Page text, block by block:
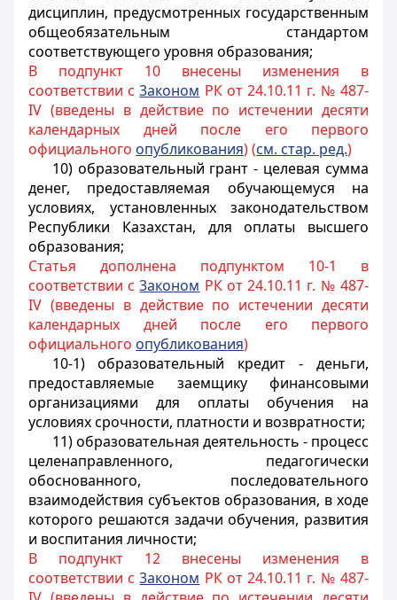
дисциплин, предусмотренных государственным
общеобязательным стандартом
соответствующего уровня образования;
В подпункт 10 внесены изменения в
соответствии с3аконом РК от 24.10.11 г. № 487-
IV (введены в действие по истечении десяти
календарных дней после его первого
официального опубликования) (см. стар. ред.)
10) образовательный грант - целевая сумма
денег, предоставляемая обучающемуся на
условиях, установленных законодательством
Республики Казахстан, для оплаты высшего
образования;
Статья дополнена подпунктом 10-1 в
соответствии с3аконом РК от 24.10.11 г. № 487-
IV (введены в действие по истечении десяти
календарных дней после его первого
официального опубликования)
10-1) образовательный кредит - деньги,
предоставляемые заемщику финансовыми
организациями для оплаты обучения на
условиях срочности, платности и возвратности;
11) образовательная деятельность - процесс
целенаправленного, педагогически
обоснованного, последовательного
взаимодействия субъектов образования, в ходе
которого решаются задачи обучения, развития
и воспитания личности;
В подпункт 12 внесены изменения в
соответствии с3аконом РК от 24.10.11 г. № 487-